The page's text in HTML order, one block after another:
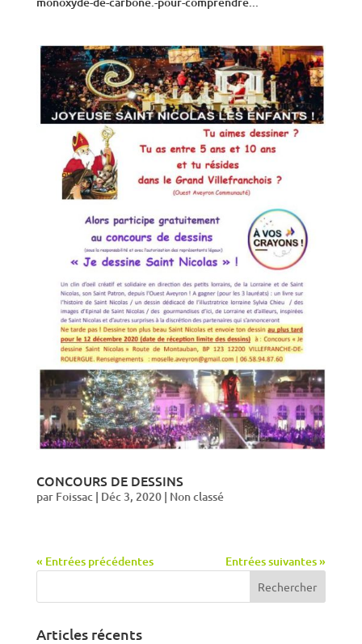
CONCOURS DE DESSINS
par Foissac| Déc 3, 2020| Non classé
« Entrées précédentes Entrées suivantes »
Articles récents